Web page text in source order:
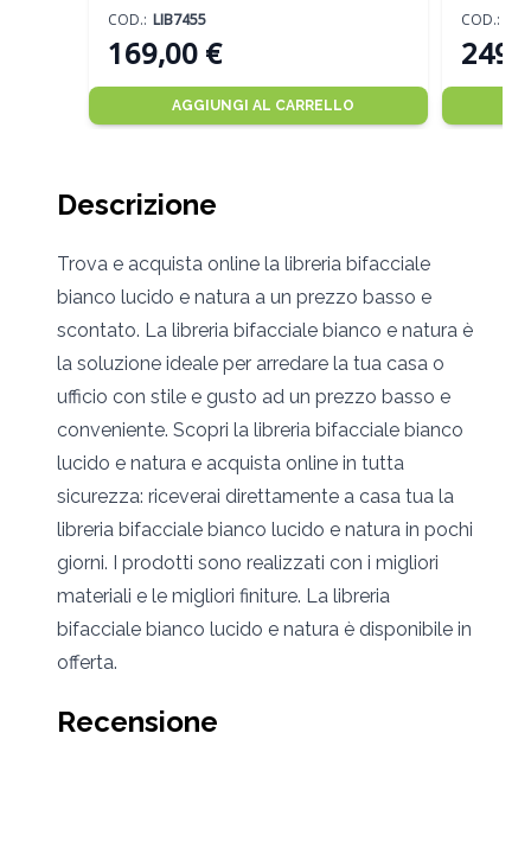
169,00 €
COD.: LIB7455
AGGIUNGI AL CARRELLO
COD.:
Descrizione
Trova e acquista online la libreria bifacciale
bianco lucido e natura a un prezzo basso e
scontato. La libreria bifacciale bianco e natura è
la soluzione ideale per arredare la tua casa o
ufficio con stile e gusto ad un prezzo basso e
conveniente. Scopri la libreria bifacciale bianco
lucido e natura e acquista online in tutta
sicurezza: riceverai direttamente a casa tua la
libreria bifacciale bianco lucido e natura in pochi
giorni. I prodotti sono realizzati con i migliori
materiali e le migliori finiture. La libreria
bifacciale bianco lucido e natura è disponibile in
offerta.
Recensione